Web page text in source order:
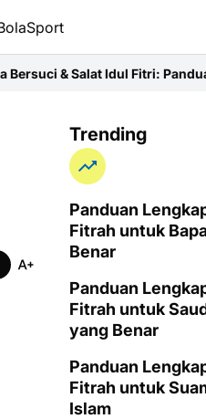
Fitri: Panduan Lengkap Ustaz
Trending
Panduan
Fitrah untuk
Benar
Panduan
Fitrah untuk
yang Benar
Panduan
Fitrah untuk
Islam